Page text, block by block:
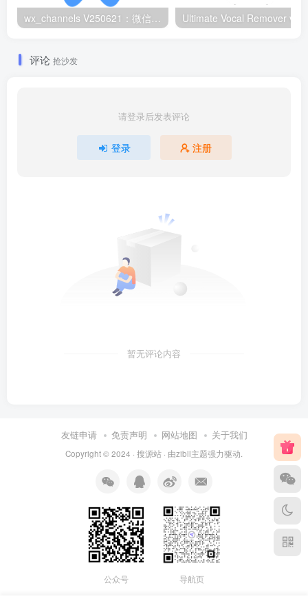
wx_channels V250621：微信视频号下载工具|支持Win/macOS
评论 抢沙发
请登录后发表评论
登录 注册
暂无评论内容
友链申请 免责声明 网站地图 关于我们
Copyright © 2024 · 搜源站 · 由zibll主题强力驱动.
公众号 导航页